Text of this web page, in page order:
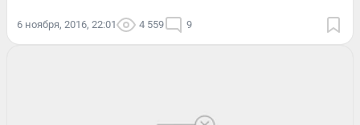
6 ноября, 2016, 22:01 4 559 9